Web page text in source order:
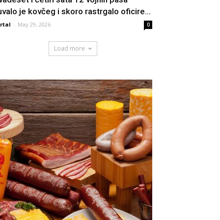
je kovčeg i skoro rastrgalo oficire...
- May 29, 2026 0
Load more